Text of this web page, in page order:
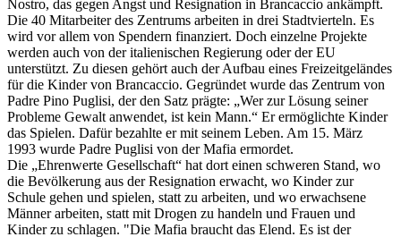
Nostro, das gegen Angst und Resignation in Brancaccio ankämpft.
Die 40 Mitarbeiter des Zentrums arbeiten in drei Stadtvierteln. Es
wird vor allem von Spendern finanziert. Doch einzelne Projekte
werden auch von der italienischen Regierung oder der EU
unterstützt. Zu diesen gehört auch der Aufbau eines Freizeitgeländes
für die Kinder von Brancaccio. Gegründet wurde das Zentrum von
Padre Pino Puglisi, der den Satz prägte: „Wer zur Lösung seiner
Probleme Gewalt anwendet, ist kein Mann.“ Er ermöglichte Kinder
das Spielen. Dafür bezahlte er mit seinem Leben. Am 15. März
1993 wurde Padre Puglisi von der Mafia ermordet.
Die „Ehrenwerte Gesellschaft“ hat dort einen schweren Stand, wo
die Bevölkerung aus der Resignation erwacht, wo Kinder zur
Schule gehen und spielen, statt zu arbeiten, und wo erwachsene
Männer arbeiten, statt mit Drogen zu handeln und Frauen und
Kinder zu schlagen. "Die Mafia braucht das Elend. Es ist der